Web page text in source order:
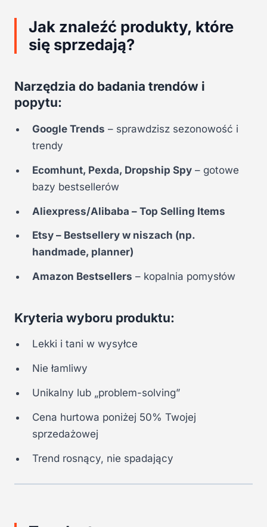
Jak znaleźć produkty, które
się sprzedają?
Narzędzia do badania trendów i
popytu:
Google Trends – sprawdzisz sezonowość i
trendy
Ecomhunt, Pexda, Dropship Spy – gotowe
bazy bestsellerów
Aliexpress/Alibaba – Top Selling Items
Etsy – Bestsellery w niszach (np.
handmade, planner)
Amazon Bestsellers – kopalnia pomysłów
Kryteria wyboru produktu:
Lekki i tani w wysyłce
Nie łamliwy
Unikalny lub „problem-solving”
Cena hurtowa poniżej 50% Twojej
sprzedażowej
Trend rosnący, nie spadający